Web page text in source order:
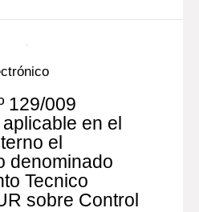
129/009
en el
el
denominado
Tecnico
sobre Control